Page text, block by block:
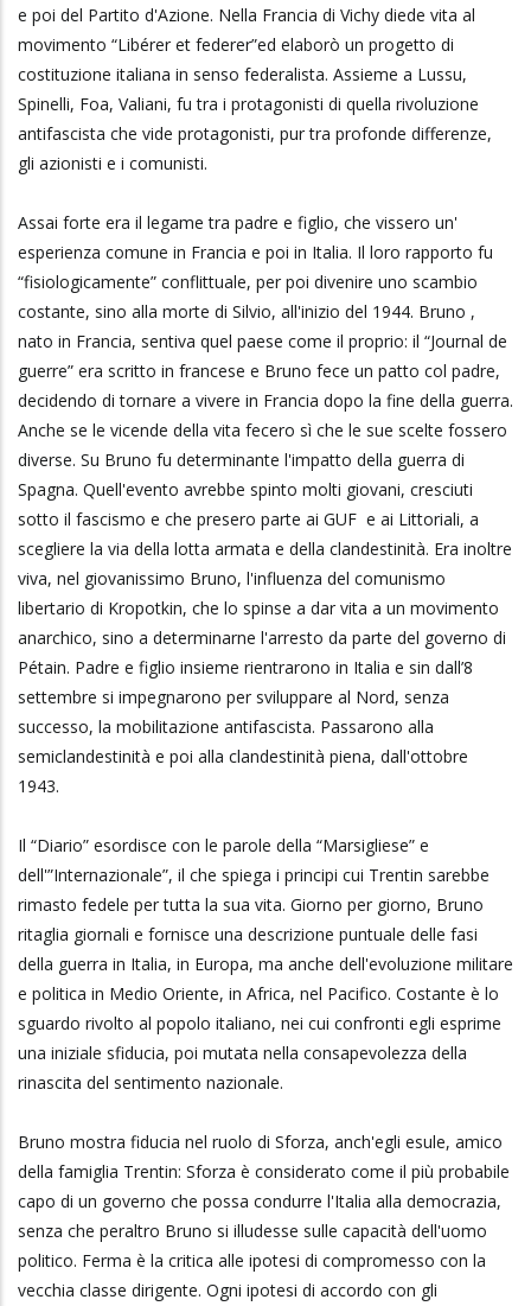
e poi del Partito d'Azione. Nella Francia di Vichy diede vita al
movimento “Libérer et federer”ed elaborò un progetto di
costituzione italiana in senso federalista. Assieme a Lussu,
Spinelli, Foa, Valiani, fu tra i protagonisti di quella rivoluzione
antifascista che vide protagonisti, pur tra profonde differenze,
gli azionisti e i comunisti.
Assai forte era il legame tra padre e figlio, che vissero un'
esperienza comune in Francia e poi in Italia. Il loro rapporto fu
“fisiologicamente” conflittuale, per poi divenire uno scambio
costante, sino alla morte di Silvio, all'inizio del 1944. Bruno ,
nato in Francia, sentiva quel paese come il proprio: il “Journal de
guerre” era scritto in francese e Bruno fece un patto col padre,
decidendo di tornare a vivere in Francia dopo la fine della guerra.
Anche se le vicende della vita fecero sì che le sue scelte fossero
diverse. Su Bruno fu determinante l'impatto della guerra di
Spagna. Quell'evento avrebbe spinto molti giovani, cresciuti
sotto il fascismo e che presero parte ai GUF e ai Littoriali, a
scegliere la via della lotta armata e della clandestinità. Era inoltre
viva, nel giovanissimo Bruno, l'influenza del comunismo
libertario di Kropotkin, che lo spinse a dar vita a un movimento
anarchico, sino a determinarne l'arresto da parte del governo di
Pétain. Padre e figlio insieme rientrarono in Italia e sin dall’8
settembre si impegnarono per sviluppare al Nord, senza
successo, la mobilitazione antifascista. Passarono alla
semiclandestinità e poi alla clandestinità piena, dall'ottobre
1943.
Il “Diario” esordisce con le parole della “Marsigliese” e
dell'”Internazionale”, il che spiega i principi cui Trentin sarebbe
rimasto fedele per tutta la sua vita. Giorno per giorno, Bruno
ritaglia giornali e fornisce una descrizione puntuale delle fasi
della guerra in Italia, in Europa, ma anche dell'evoluzione militare
e politica in Medio Oriente, in Africa, nel Pacifico. Costante è lo
sguardo rivolto al popolo italiano, nei cui confronti egli esprime
una iniziale sfiducia, poi mutata nella consapevolezza della
rinascita del sentimento nazionale.
Bruno mostra fiducia nel ruolo di Sforza, anch'egli esule, amico
della famiglia Trentin: Sforza è considerato come il più probabile
capo di un governo che possa condurre l'Italia alla democrazia,
senza che peraltro Bruno si illudesse sulle capacità dell'uomo
politico. Ferma è la critica alle ipotesi di compromesso con la
vecchia classe dirigente. Ogni ipotesi di accordo con gli